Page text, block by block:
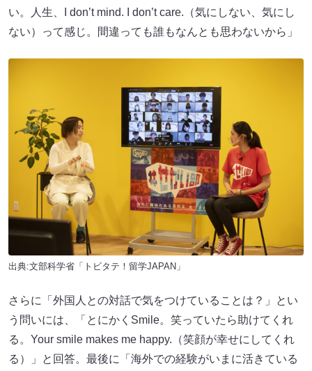
い。人生、I don’t mind. I don’t care.（気にしない、気にし
ない）って感じ。間違っても誰もなんとも思わないから」
出典:文部科学省「トビタテ！留学JAPAN」
さらに「外国人との対話で気をつけていることは？」とい
う問いには、「とにかくSmile。笑っていたら助けてくれ
る。Your smile makes me happy.（笑顔が幸せにしてくれ
る）」と回答。最後に「海外での経験がいまに活きている